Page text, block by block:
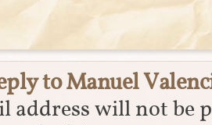
toManuel
address will not be